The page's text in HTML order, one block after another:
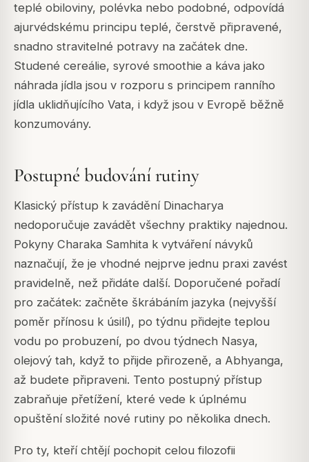
teplé obiloviny, polévka nebo podobné, odpovídá
ajurvédskému principu teplé, čerstvě připravené,
snadno stravitelné potravy na začátek dne.
Studené cereálie, syrové smoothie a káva jako
náhrada jídla jsou v rozporu s principem ranního
jídla uklidňujícího Vata, i když jsou v Evropě běžně
konzumovány.
Postupné budování rutiny
Klasický přístup k zavádění Dinacharya
nedoporučuje zavádět všechny praktiky najednou.
Pokyny Charaka Samhita k vytváření návyků
naznačují, že je vhodné nejprve jednu praxi zavést
pravidelně, než přidáte další. Doporučené pořadí
pro začátek: začněte škrábáním jazyka (nejvyšší
poměr přínosu k úsilí), po týdnu přidejte teplou
vodu po probuzení, po dvou týdnech Nasya,
olejový tah, když to přijde přirozeně, a Abhyanga,
až budete připraveni. Tento postupný přístup
zabraňuje přetížení, které vede k úplnému
opuštění složité nové rutiny po několika dnech.
Pro ty, kteří chtějí pochopit celou filozofii